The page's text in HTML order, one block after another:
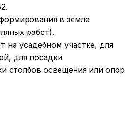
в земле
работ).
на усадебном участке, для
для посадки
столбов освещения или опор